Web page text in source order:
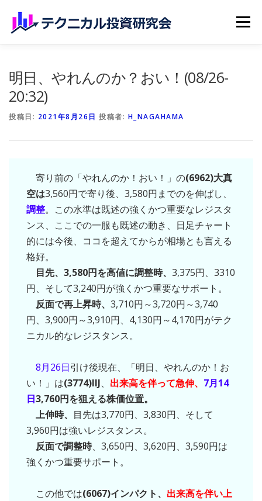
メニュー
明日、やれんのか？おい！(08/26-
20:32)
投稿日: 2021年8月26日 投稿者: H_NAGAHAMA
寄り前の「やれんのか！おい！」の(6962)大真
空は3,560円で寄り後、3,580円までのを伸ばし、
調整。この水準は既述の強くかつ重要なレジスタ
ンス、ここでの一服も既述の動き、日足チャート
的には今後、ココを超えてからが相場とも言える
格好。
目先、3,580円を高値に調整時、 3,375円、3310
円、そして3,240円が強くかつ重要なサポート。
反面で再上昇時、 3,710円～3,720円～3,740
円、3,900円～3,910円、4,130円～4,170円がテク
ニカル的なレジスタンス。
8月26日引け後現在、「明日、やれんのか！お
い！」は(3774)IIJ、 出来高を伴って急伸、 7月14
日3,760円を狙える株価位置。
上伸時、 目先は3,770円、3,830円、そして
3,960円は強いレジスタンス。
反面で調整時、3,650円、3,620円、3,590円は
強くかつ重要サポート。
この他では(6067)インパクト、 出来高を伴い上